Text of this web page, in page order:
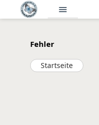
menu
Fehler
Startseite